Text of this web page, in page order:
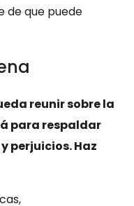
de que puede
reunir sobre la
para respaldar
perjuicios. Haz